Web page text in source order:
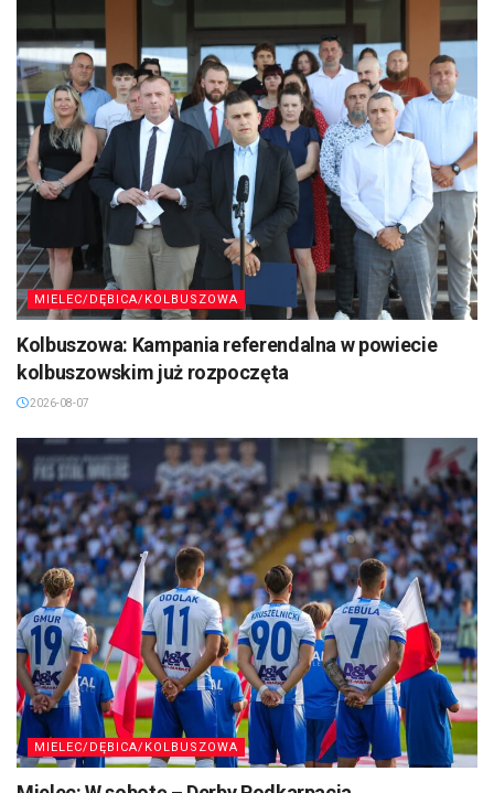
MIELEC/DĘBICA/KOLBUSZOWA
Kolbuszowa: Kampania referendalna w powiecie
kolbuszowskim już rozpoczęta
2026-08-07
MIELEC/DĘBICA/KOLBUSZOWA